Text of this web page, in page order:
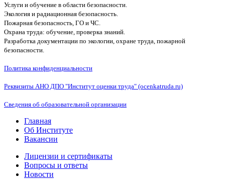
Услуги и обучение в области безопасности.
Экология и радиационная безопасность.
Пожарная безопасность, ГО и ЧС.
Охрана труда: обучение, проверка знаний.
Разработка документации по экологии, охране труда, пожарной
безопасности.
Политика конфиденциальности
Реквизиты АНО ДПО "Институт оценки труда" (ocenkatruda.ru)
Сведения об образовательной организации
Главная
Об Институте
Вакансии
Лицензии и сертификаты
Вопросы и ответы
Новости